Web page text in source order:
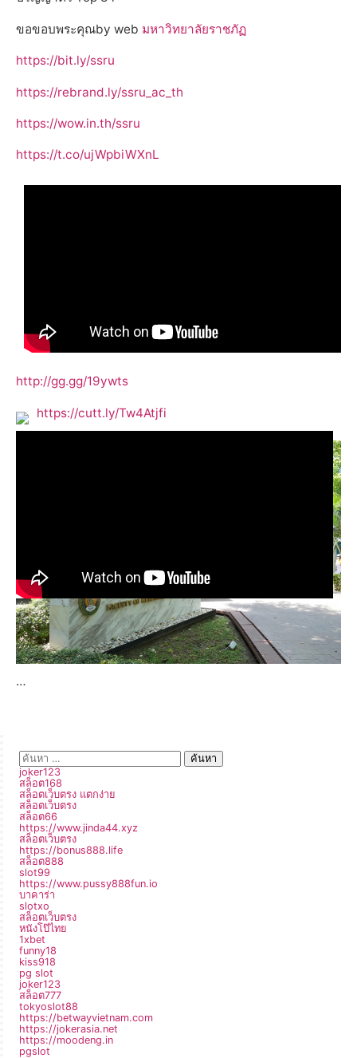
ขอขอบพระคุณby web มหาวิทยาลัยราชภัฏ
https://bit.ly/ssru
https://rebrand.ly/ssru_ac_th
https://wow.in.th/ssru
https://t.co/ujWpbiWXnL
http://gg.gg/19ywts
https://cutt.ly/Tw4Atjfi
…
joker123
สล็อต168
สล็อตเว็บตรง แตกง่าย
สล็อตเว็บตรง
สล็อต66
https://www.jinda44.xyz
สล็อตเว็บตรง
https://bonus888.life
สล็อต888
slot99
https://www.pussy888fun.io
บาคาร่า
slotxo
สล็อตเว็บตรง
หนังโป๊ไทย
1xbet
funny18
kiss918
pg slot
joker123
สล็อต777
tokyoslot88
https://betwayvietnam.com
https://jokerasia.net
https://moodeng.in
pgslot